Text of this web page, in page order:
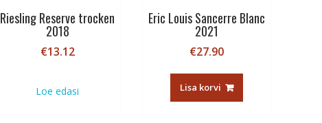
Riesling Reserve trocken
2018
€13.12
Loe edasi
Eric Louis Sancerre Blanc
2021
€27.90
Lisa korvi